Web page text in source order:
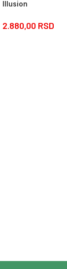
Illusion
2.880,00 RSD